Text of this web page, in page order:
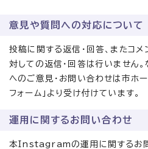
意見や質問への対応について
投稿に関する返信・回答、またコメ
対しての返信・回答は行いません。
へのご意見・お問い合わせは市ホ
フォーム」より受け付けています。
運用に関するお問い合わせ
本Instagramの運用に関するお問